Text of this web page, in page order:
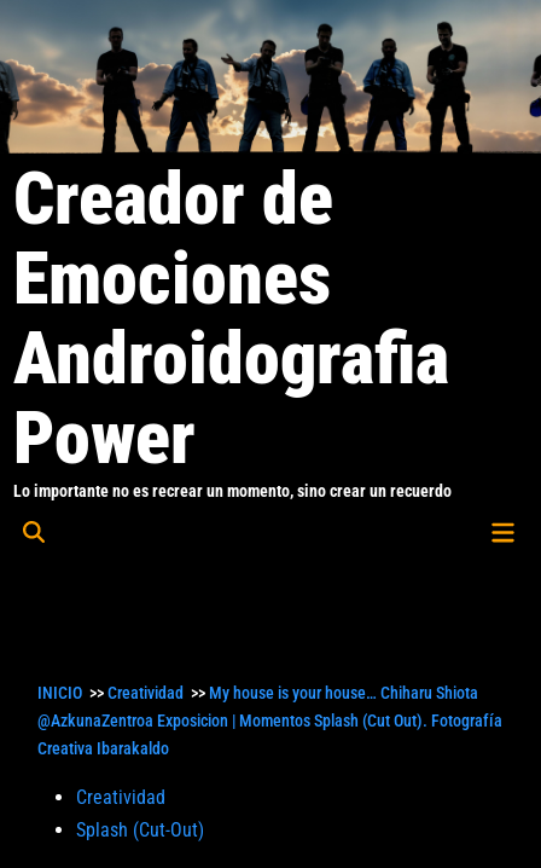
al
contenido
Creador de
Emociones
Androidografia
Power
Lo importante no es recrear un momento, sino crear un recuerdo
Abrir
INICIO >>Creatividad >> My house is your house… Chiharu Shiota
@AzkunaZentroa Exposicion | Momentos Splash (Cut Out). Fotografía
Creativa Ibarakaldo
Publicado
en
Creatividad
Splash (Cut-Out)